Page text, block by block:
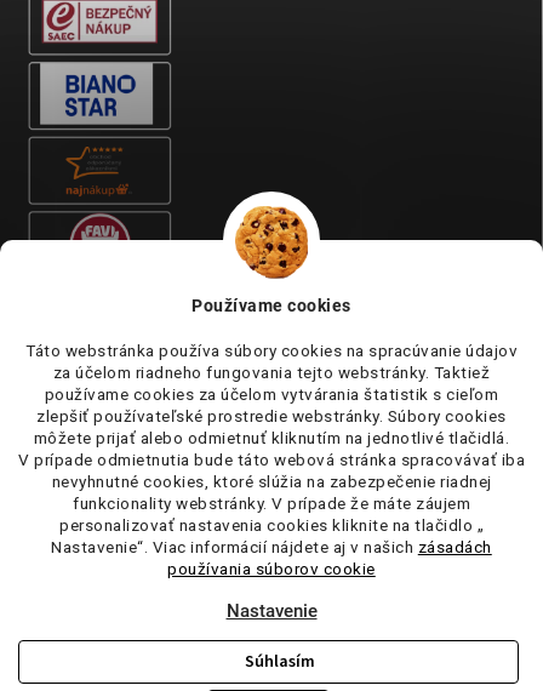
Používame cookies
Táto webstránka používa súbory cookies na spracúvanie údajov
za účelom riadneho fungovania tejto webstránky. Taktiež
používame cookies za účelom vytvárania štatistik s cieľom
zlepšiť používateľské prostredie webstránky. Súbory cookies
môžete prijať alebo odmietnuť kliknutím na jednotlivé tlačidlá.
V prípade odmietnutia bude táto webová stránka spracovávať iba
nevyhnutné cookies, ktoré slúžia na zabezpečenie riadnej
funkcionality webstránky. V prípade že máte záujem
personalizovať nastavenia cookies kliknite na tlačidlo „
Nastavenie“. Viac informácií nájdete aj v našich zásadách
používania súborov cookie
Nastavenie
Súhlasím
. Všetky práva vyhradené.
cookies